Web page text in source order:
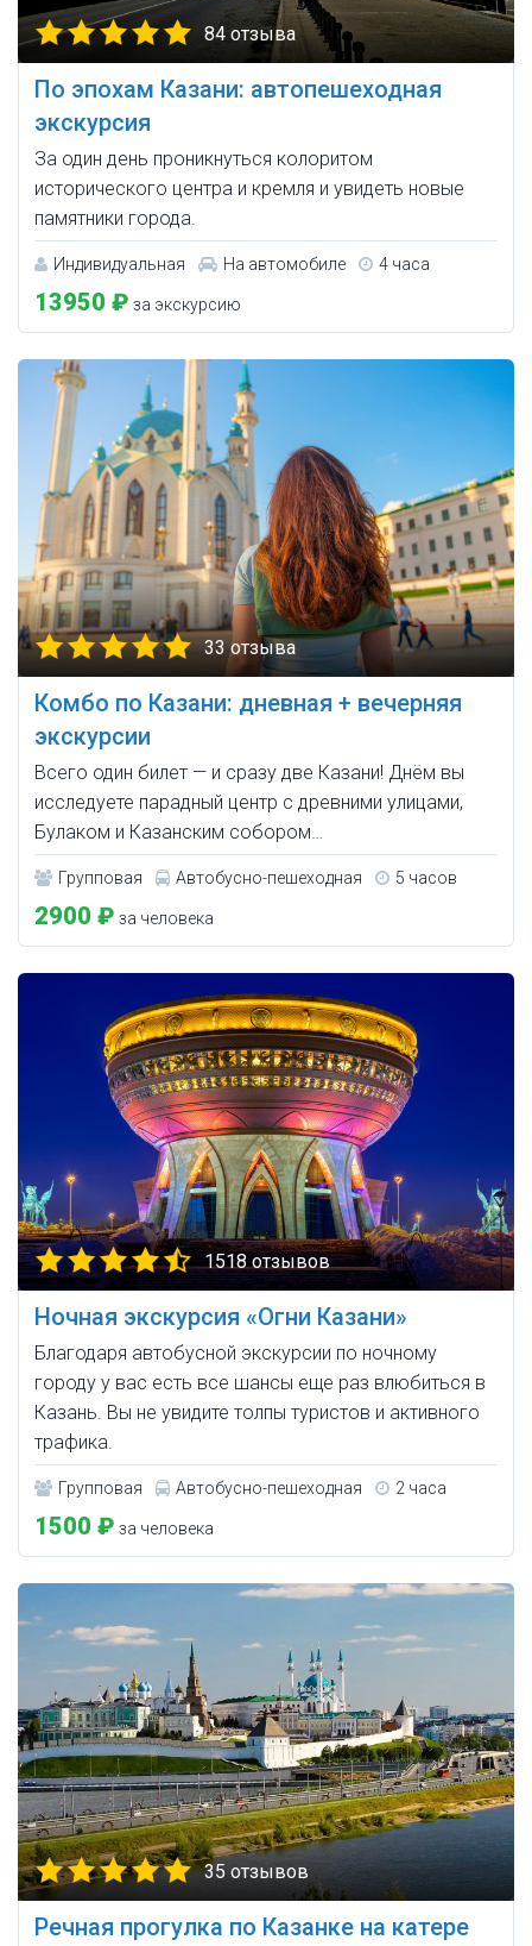
84 отзыва
По эпохам Казани: автопешеходная
экскурсия
За один день проникнуться колоритом
исторического центра и кремля и увидеть новые
памятники города.
Индивидуальная На автомобиле 4 часа
13950 ₽ за экскурсию
33 отзыва
Комбо по Казани: дневная + вечерняя
экскурсии
Всего один билет — и сразу две Казани! Днём вы
исследуете парадный центр с древними улицами,
Булаком и Казанским собором…
Групповая Автобусно-пешеходная 5 часов
2900 ₽ за человека
1518 отзывов
Ночная экскурсия «Огни Казани»
Благодаря автобусной экскурсии по ночному
городу у вас есть все шансы еще раз влюбиться в
Казань. Вы не увидите толпы туристов и активного
трафика.
Групповая Автобусно-пешеходная 2 часа
1500 ₽ за человека
35 отзывов
Речная прогулка по Казанке на катере